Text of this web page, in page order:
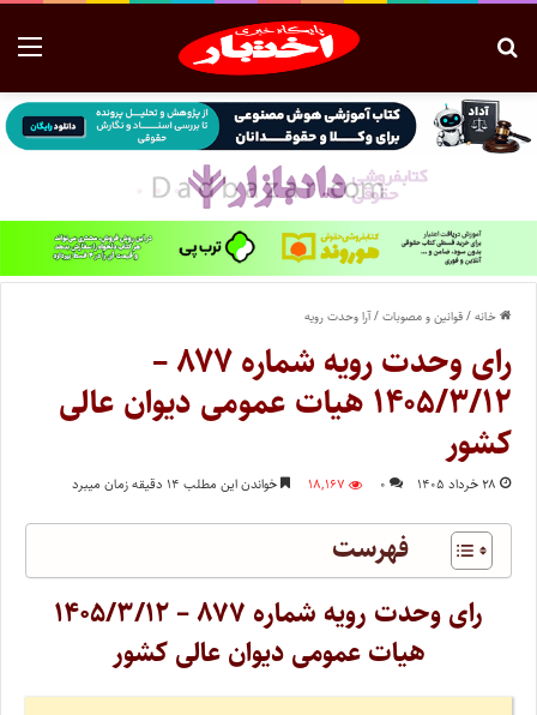
خانه/قوانین و مصوبات/آرا وحدت رویه
رای وحدت رویه شماره ۸۷۷ –
۱۴۰۵/۳/۱۲ هیات عمومی دیوان عالی
کشور
۲۸ خرداد ۱۴۰۵ ۰ ۱۸,۱۶۷ خواندن این مطلب ۱۴ دقیقه زمان میبرد
فهرست
رای وحدت رویه شماره ۸۷۷ – ۱۴۰۵/۳/۱۲
هیات عمومی دیوان عالی کشور